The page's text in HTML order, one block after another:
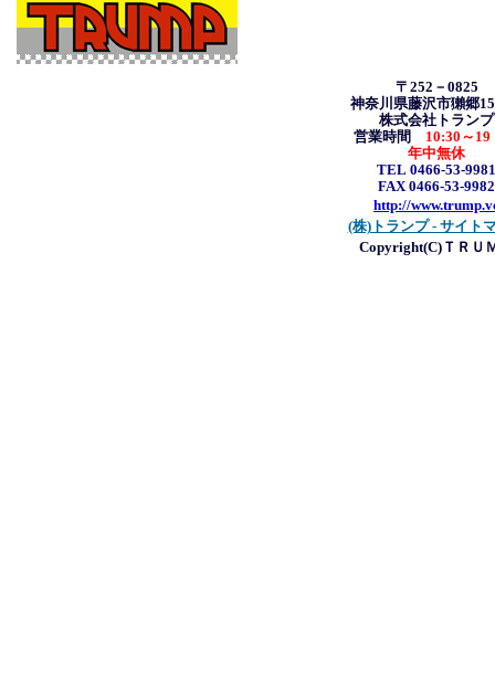
〒252－0825
神奈川県藤沢市獺郷
株式会社トランプ
営業時間 10:30 ～19
年中無休
TEL 0466-53-9981
FAX 0466-53-9982
http://
(株)トランプ - サイト
Copyright(C)ＴＲＵ